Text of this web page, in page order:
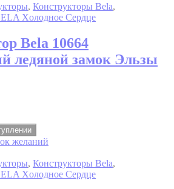
, Конструкторы Bela,
Xолодное Cердце
Bela 10664
ледяной замок Эльзы
желаний
, Конструкторы Bela,
Xолодное Cердце